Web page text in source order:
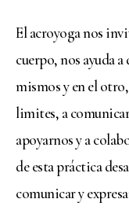
El acroyoga nos
cuerpo, nos ayuda
mismos y en el
limites, a
apoyarnos y a
de esta práctica
comunicar y